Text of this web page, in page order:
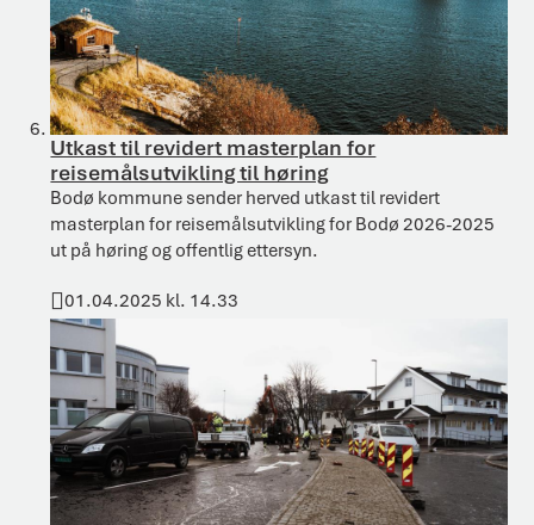
Utkast til revidert masterplan for
reisemålsutvikling til høring
Bodø kommune sender herved utkast til revidert
masterplan for reisemålsutvikling for Bodø 2026-2025
ut på høring og offentlig ettersyn.
Publisert
01.04.2025 kl. 14.33